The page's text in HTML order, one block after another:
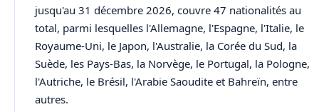
jusqu'au 31 décembre 2026, couvre 47 nationalités au
total, parmi lesquelles l'Allemagne, l'Espagne, l'Italie, le
Royaume-Uni, le Japon, l'Australie, la Corée du Sud, la
Suède, les Pays-Bas, la Norvège, le Portugal, la Pologne,
l'Autriche, le Brésil, l'Arabie Saoudite et Bahreïn, entre
autres.